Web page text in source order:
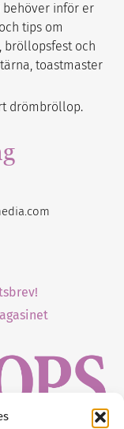
inför er
tips om
bröllopsfest och
toastmaster
drömbröllop.